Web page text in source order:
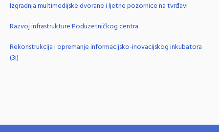
Izgradnja multimedijske dvorane i ljetne pozornice na tvrđavi
Razvoj infrastrukture Poduzetničkog centra
Rekonstrukcija i opremanje informacijsko-inovacijskog inkubatora
(3i)